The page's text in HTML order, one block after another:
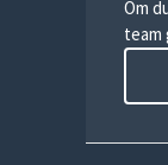
Om
team